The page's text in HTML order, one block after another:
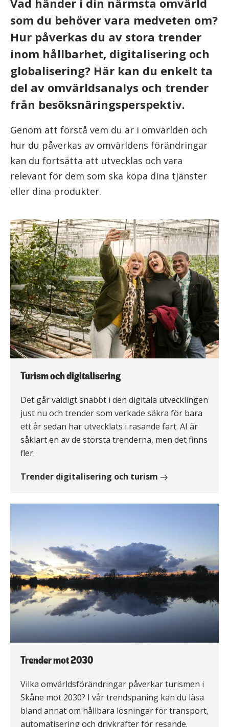
som du behöver vara medveten om?
Hur påverkas du av stora trender
inom hållbarhet, digitalisering och
globalisering? Här kan du enkelt ta
del av omvärldsanalys och trender
från besöksnäringsperspektiv.
Genom att förstå vem du är i omvärlden och
hur du påverkas av omvärldens förändringar
kan du fortsätta att utvecklas och vara
relevant för dem som ska köpa dina tjänster
eller dina produkter.
Turism och digitalisering
Det går väldigt snabbt i den digitala utvecklingen
just nu och trender som verkade säkra för bara
ett år sedan har utvecklats i rasande fart. AI är
såklart en av de största trenderna, men det finns
fler.
Trender digitalisering och turism
Trender mot 2030
Vilka omvärldsförändringar påverkar turismen i
Skåne mot 2030? I vår trendspaning kan du läsa
bland annat om hållbara lösningar för transport,
automatisering och drivkrafter för resande.